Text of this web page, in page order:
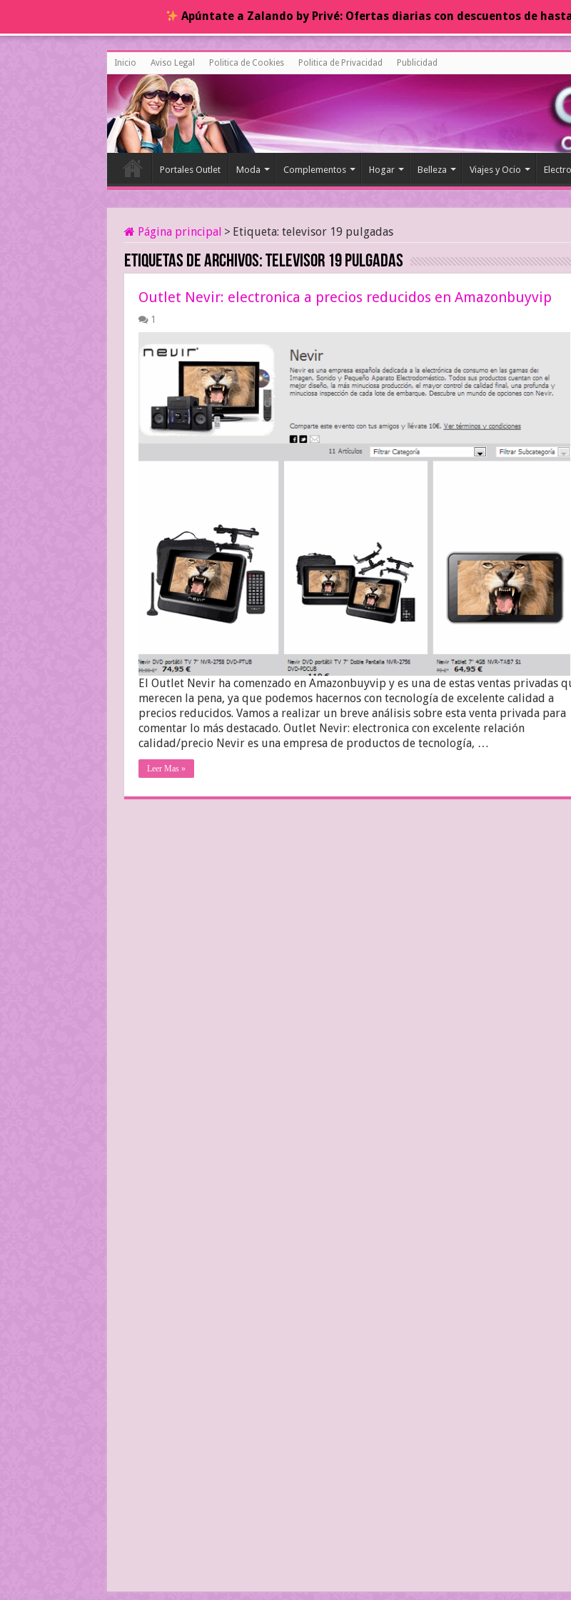
Inicio Aviso Legal Politica de Cookies Politica de Privacidad Publicidad
Portales Outlet Moda Complementos Hogar Belleza Viajes y Ocio
Página principal > Etiqueta: televisor 19 pulgadas
Etiquetas de archivos:televisor 19 pulgadas
Outlet Nevir: electronica a precios reducidos en Amazonbuyvip
1
El Outlet Nevir ha comenzado en Amazonbuyvip y es una de estas ventas privadas
merecen la pena, ya que podemos hacernos con tecnología de excelente calidad a
precios reducidos. Vamos a realizar un breve análisis sobre esta venta privada para
comentar lo más destacado. Outlet Nevir: electronica con excelente relación
calidad/precio Nevir es una empresa de productos de tecnología, …
Leer Mas »
Apúntate a Zalando by Privé: Ofertas diarias con descuentos de